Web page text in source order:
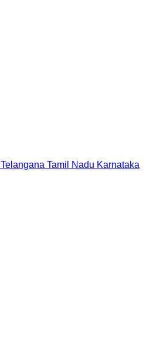
Telangana Tamil Nadu Karnataka